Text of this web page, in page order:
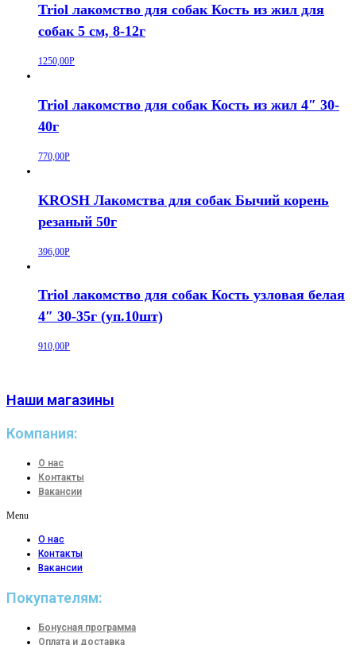
Triol лакомство для собак Кость из жил для
собак 5 см, 8-12г
1250,00Р
Triol лакомство для собак Кость из жил 4″ 30-
40г
770,00Р
KROSH Лакомства для собак Бычий корень
резаный 50г
396,00Р
Triol лакомство для собак Кость узловая белая
4″ 30-35г (уп.10шт)
910,00Р
Наши магазины
Компания:
О нас
Контакты
Вакансии
Menu
О нас
Контакты
Вакансии
Покупателям:
Бонусная программа
Оплата и доставка